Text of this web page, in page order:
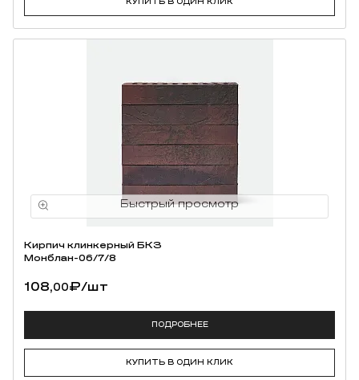
КУПИТЬ В ОДИН КЛИК
Кирпич клинкерный БКЗ
Монблан-06/7/8
108,00₽/шт
ПОДРОБНЕЕ
КУПИТЬ В ОДИН КЛИК